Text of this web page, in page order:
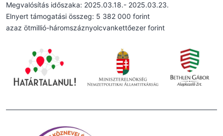
Megvalósítás időszaka: 2025.03.18.- 2025.03.23.
Elnyert támogatási összeg: 5 382 000 forint
azaz ötmillió-háromszáznyolcvankettőezer forint